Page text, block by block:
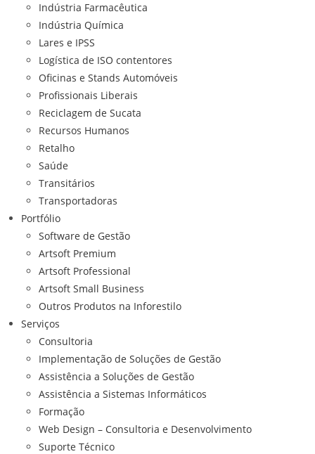
Indústria Farmacêutica
Indústria Química
Lares e IPSS
Logística de ISO contentores
Oficinas e Stands Automóveis
Profissionais Liberais
Reciclagem de Sucata
Recursos Humanos
Retalho
Saúde
Transitários
Transportadoras
Portfólio
Software de Gestão
Artsoft Premium
Artsoft Professional
Artsoft Small Business
Outros Produtos na Inforestilo
Serviços
Consultoria
Implementação de Soluções de Gestão
Assistência a Soluções de Gestão
Assistência a Sistemas Informáticos
Formação
Web Design – Consultoria e Desenvolvimento
Suporte Técnico